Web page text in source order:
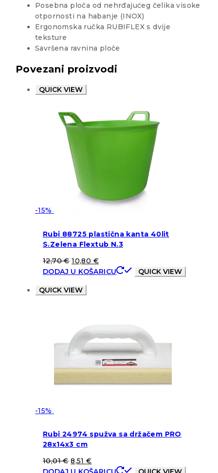
Posebna ploča od nehrđajućeg čelika visoke
otpornosti na habanje (INOX)
Ergonomska ručka RUBIFLEX s dvije
teksture
Savršena ravnina ploče
Povezani proizvodi
QUICK VIEW
-15%
Rubi 88725 plastična kanta 40lit
S.Zelena Flextub N.3
12,70€ 10,80 €
DODAJ U KOŠARICU
QUICK VIEW
QUICK VIEW
-15%
Rubi 24974 spužva sa držačem PRO
28x14x3 cm
10,01€ 8,51€